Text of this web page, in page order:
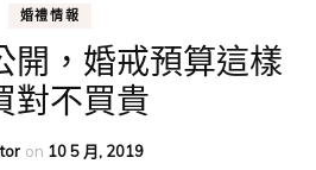
婚禮情報
開，婚戒預算這樣
對不買貴
on 10 5 月, 2019